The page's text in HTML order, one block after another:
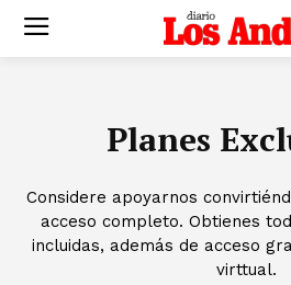
Planes
Considere apoyarnos
acceso completo. Obtienes
incluidas, además de acceso
virttual.